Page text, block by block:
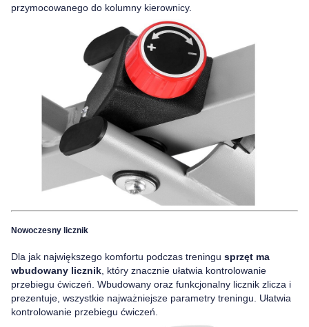
przymocowanego do kolumny kierownicy.
Nowoczesny licznik
Dla jak największego komfortu podczas treningu sprzęt ma
wbudowany licznik , który znacznie ułatwia kontrolowanie
przebiegu ćwiczeń. Wbudowany oraz funkcjonalny licznik zlicza i
prezentuje, wszystkie najważniejsze parametry treningu. Ułatwia
kontrolowanie przebiegu ćwiczeń.